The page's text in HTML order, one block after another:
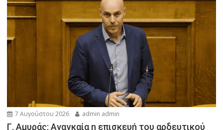
7 Αυγούστου 2026 admin admin
Γ. Αμυράς: Αναγκαία η επισκευή του αρδευτικού